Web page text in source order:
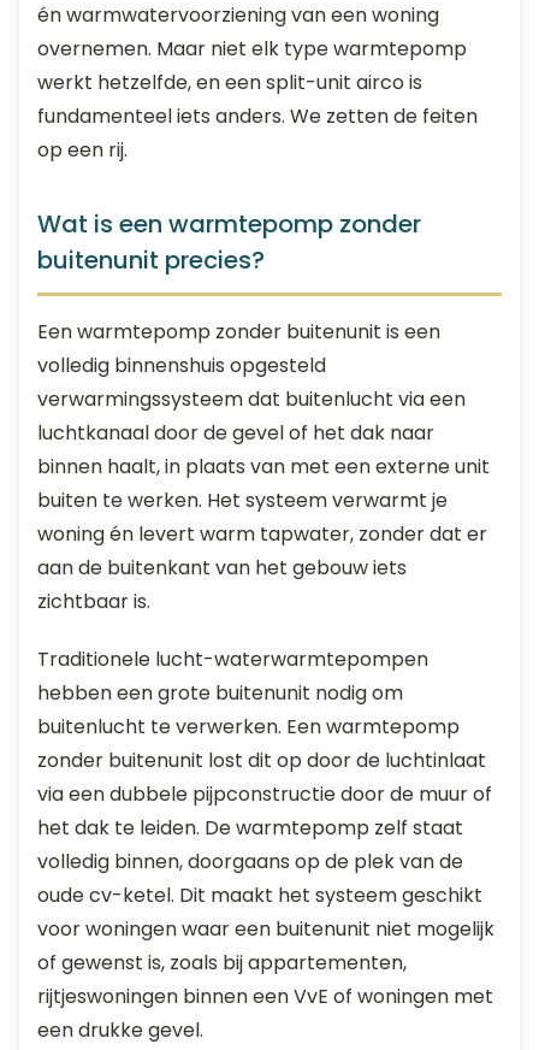
én warmwatervoorziening van een woning
overnemen. Maar niet elk type warmtepomp
werkt hetzelfde, en een split-unit airco is
fundamenteel iets anders. We zetten de feiten
op een rij.
Wat is een warmtepomp zonder
buitenunit precies?
Een warmtepomp zonder buitenunit is een
volledig binnenshuis opgesteld
verwarmingssysteem dat buitenlucht via een
luchtkanaal door de gevel of het dak naar
binnen haalt, in plaats van met een externe unit
buiten te werken. Het systeem verwarmt je
woning én levert warm tapwater, zonder dat er
aan de buitenkant van het gebouw iets
zichtbaar is.
Traditionele lucht-waterwarmtepompen
hebben een grote buitenunit nodig om
buitenlucht te verwerken. Een warmtepomp
zonder buitenunit lost dit op door de luchtinlaat
via een dubbele pijpconstructie door de muur of
het dak te leiden. De warmtepomp zelf staat
volledig binnen, doorgaans op de plek van de
oude cv-ketel. Dit maakt het systeem geschikt
voor woningen waar een buitenunit niet mogelijk
of gewenst is, zoals bij appartementen,
rijtjeswoningen binnen een VvE of woningen met
een drukke gevel.